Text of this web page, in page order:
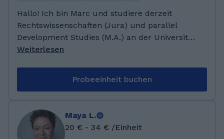
Nachhilfe in Mathe gegeben. Ich habe große
Lust, mich in eure Fächer einzuarbeiten!:)
Hallo! Ich bin Marc und studiere derzeit
Rechtswissenschaften (Jura) und parallel
Development Studies (M.A.) an der Universität
Passau. Dieses Doppelstudium verbindet
Deutsch, Katalanisch, Spanisch, Englisch und
Französisch und habe gelernt, mich auf ganz
unterschiedliche Lernstile und
Weiterlesen
Probeeinheit buchen
Maya L.
20 € - 34 € /Einheit